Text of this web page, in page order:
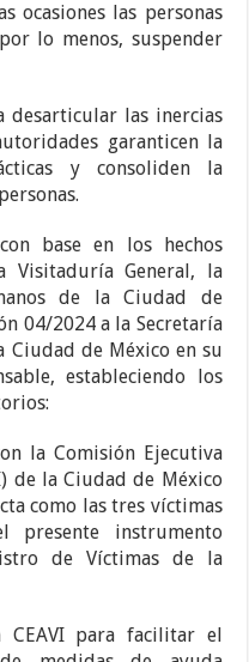
ocasiones las personas
lo menos, suspender
desarticular las inercias
garanticen la
y consoliden la
base en los hechos
Visitaduría General, la
de la Ciudad de
04/2024 a la Secretaría
Ciudad de México en su
estableciendo los
la Comisión Ejecutiva
de la Ciudad de México
como las tres víctimas
presente instrumento
de Víctimas de la
CEAVI para facilitar el